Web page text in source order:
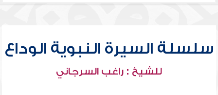
سلسلة السيرة النبوية الوداع
للشيخ : راغب السرجاني